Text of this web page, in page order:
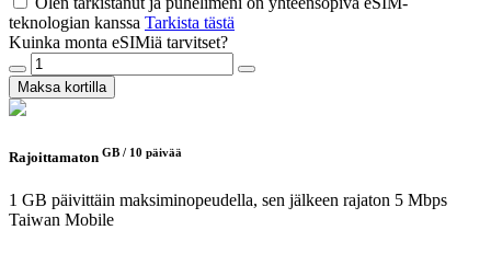
teknologian kanssa Tarkista tästä
Kuinka monta eSIMiä tarvitset?
Maksa kortilla
Rajoittamaton GB / 10 päivää
1 GB päivittäin maksiminopeudella, sen jälkeen rajaton 5 Mbps
Taiwan Mobile